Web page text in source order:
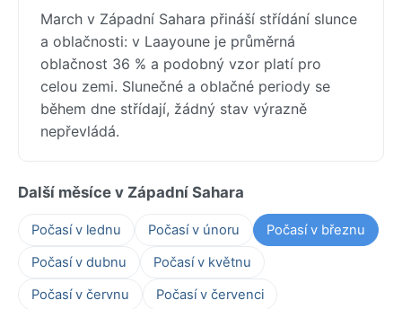
March v Západní Sahara přináší střídání slunce
a oblačnosti: v Laayoune je průměrná
oblačnost 36 % a podobný vzor platí pro
celou zemi. Slunečné a oblačné periody se
během dne střídají, žádný stav výrazně
nepřevládá.
Další měsíce v Západní Sahara
Počasí v lednu Počasí v únoru
Počasí v březnu
Počasí v dubnu
Počasí v květnu
Počasí v červnu
Počasí v červenci